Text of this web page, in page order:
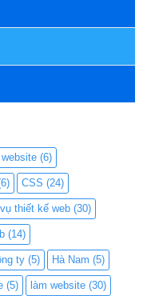
(6)
CSS (24)
thiết kế web (30)
(14)
ty (5) Hà Nam (5)
(5) làm website (30)